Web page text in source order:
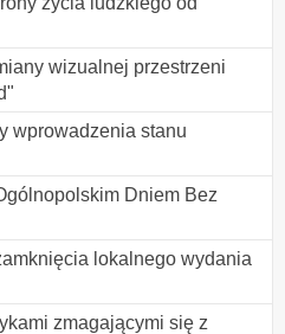
wizualnej przestrzeni
wprowadzenia stanu
Dniem Bez
lokalnego wydania
zmagającymi się z